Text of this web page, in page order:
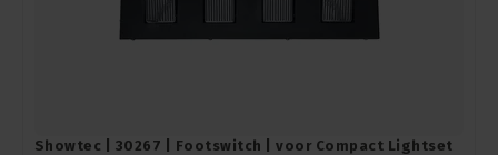
Showtec | 30267 | Footswitch | voor Compact Lightset